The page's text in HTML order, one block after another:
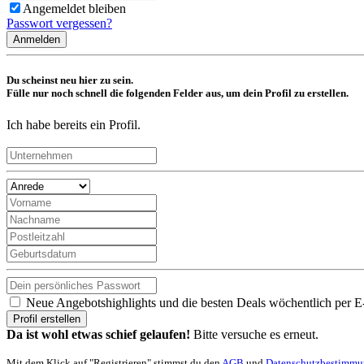
Angemeldet bleiben
Passwort vergessen?
Anmelden
Du scheinst neu hier zu sein.
Fülle nur noch schnell die folgenden Felder aus, um dein Profil zu erstellen.
Ich habe bereits ein Profil.
Neue Angebotshighlights und die besten Deals wöchentlich per
Profil erstellen
Da ist wohl etwas schief gelaufen! Bitte versuche es erneut.